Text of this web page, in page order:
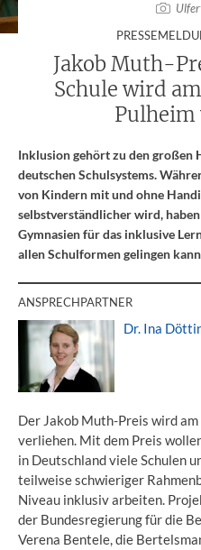
Jakob Muth-
Schule wird
Pulheim
Inklusion gehört zu den großen
deutschen Schulsystems.
von Kindern mit und ohne
selbstverständlicher wird,
Gymnasien für das inklusive
allen Schulformen gelingen
ANSPRECHPARTNER
Dr. Ina
Der Jakob Muth-Preis wird
verliehen. Mit dem Preis
in Deutschland viele Schulen
teilweise schwieriger
Niveau inklusiv arbeiten.
der Bundesregierung für die
Verena Bentele, die